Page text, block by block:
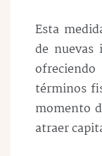
Esta
de nuevas
términos
momento
atraer